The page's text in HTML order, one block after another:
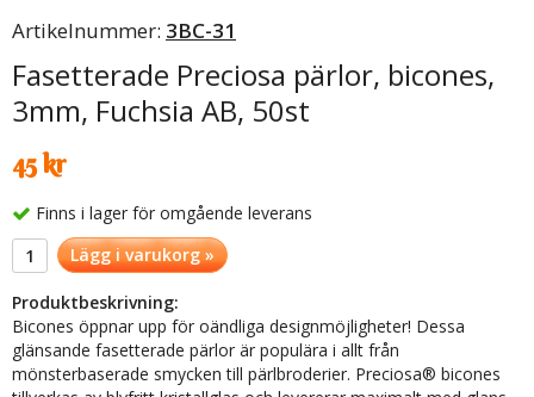
Artikelnummer: 3BC-31
Fasetterade Preciosa pärlor, bicones,
3mm, Fuchsia AB, 50st
45 kr
Finns i lager för omgående leverans
Lägg i varukorg »
Produktbeskrivning:
Bicones öppnar upp för oändliga designmöjligheter! Dessa
glänsande fasetterade pärlor är populära i allt från
mönsterbaserade smycken till pärlbroderier. Preciosa® bicones